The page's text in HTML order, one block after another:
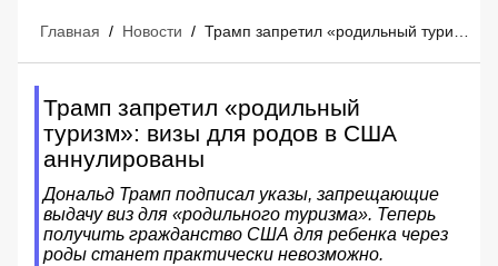
Главная / Новости / Трамп запретил «родильный туризм»: визы для родов в США аннулированы
Трамп запретил «родильный
туризм»: визы для родов в США
аннулированы
Дональд Трамп подписал указы, запрещающие
выдачу виз для «родильного туризма». Теперь
получить гражданство США для ребенка через
роды станет практически невозможно.